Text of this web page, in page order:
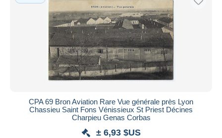
CPA 69 Bron Aviation Rare Vue générale près Lyon
Chassieu Saint Fons Vénissieux St Priest Décines
Charpieu Genas Corbas
± 6,93 $US